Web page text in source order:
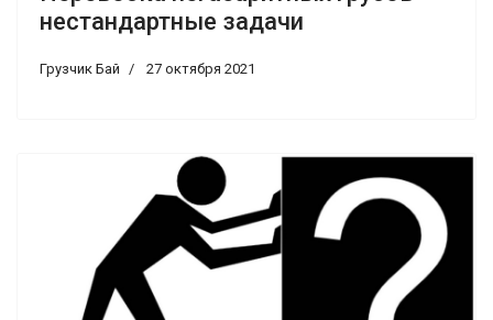
нестандартные задачи
Грузчик Бай 27 октября 2021